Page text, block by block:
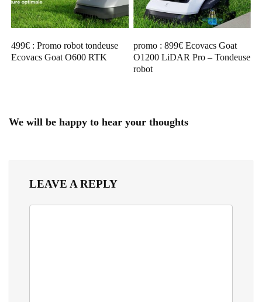
499€ : Promo robot tondeuse
Ecovacs Goat O600 RTK
promo : 899€ Ecovacs Goat
O1200 LiDAR Pro – Tondeuse
robot
We will be happy to hear your thoughts
LEAVE A REPLY